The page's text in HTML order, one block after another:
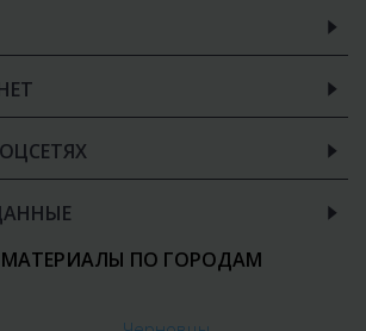
ПО ГОРОДАМ